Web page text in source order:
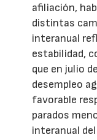
afiliación,
distintas
interanual
estabilidad,
que en julio
desempleo
favorable
parados
interanual